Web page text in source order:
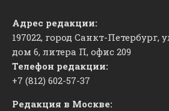
Адрес редакции:
197022, город Санкт-
дом 6, литера П, офис 209
Телефон редакции:
+7 (812) 602-57-37
Редакция в Москве: